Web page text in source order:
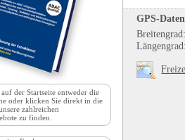
GPS-Daten
Breitengrad:
Längengrad:
auf derStartseite entweder die
oder klicken Sie direkt in die
zahlreichen
zu finden.